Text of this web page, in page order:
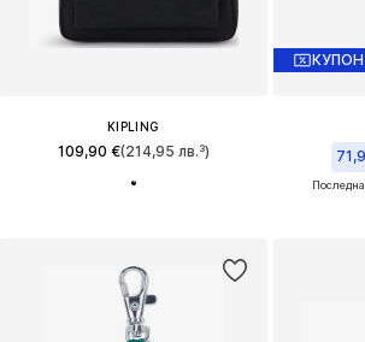
KIPLING
109,90 €(214,95 лв.³)
КУПОН